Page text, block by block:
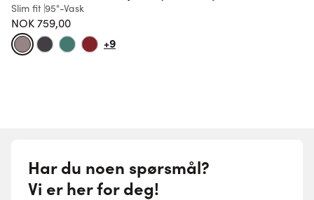
Slim fit 95°-Vask
NOK 759,00
+9
Har du noen spørsmål?
Vi er her for deg!